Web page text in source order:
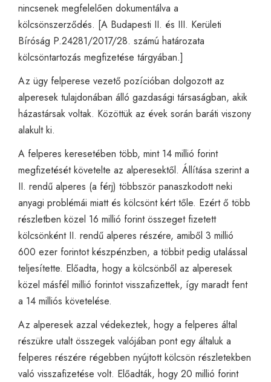
nincsenek megfelelően dokumentálva a
kölcsönszerződés. [A Budapesti II. és III. Kerületi
Bíróság P.24281/2017/28. számú határozata
kölcsöntartozás megfizetése tárgyában.]
Az ügy felperese vezető pozícióban dolgozott az
alperesek tulajdonában álló gazdasági társaságban, akik
házastársak voltak. Közöttük az évek során baráti viszony
alakult ki.
A felperes keresetében több, mint 14 millió forint
megfizetését követelte az alperesektől. Állítása szerint a
II. rendű alperes (a férj) többször panaszkodott neki
anyagi problémái miatt és kölcsönt kért tőle. Ezért ő több
részletben közel 16 millió forint összeget fizetett
kölcsönként II. rendű alperes részére, amiből 3 millió
600 ezer forintot készpénzben, a többit pedig utalással
teljesítette. Előadta, hogy a kölcsönből az alperesek
közel másfél millió forintot visszafizettek, így maradt fent
a 14 milliós követelése.
Az alperesek azzal védekeztek, hogy a felperes által
részükre utalt összegek valójában pont egy általuk a
felperes részére régebben nyújtott kölcsön részletekben
való visszafizetése volt. Előadták, hogy 20 millió forint